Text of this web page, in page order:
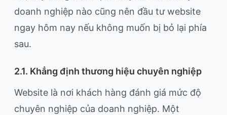
doanh nghiệp nào cũng nên đầu tư website
ngay hôm nay nếu không muốn bị bỏ lại phía
sau.
2.1. Khẳng định thương hiệu chuyên nghiệp
Website là nơi khách hàng đánh giá mức độ
chuyên nghiệp của doanh nghiệp. Một